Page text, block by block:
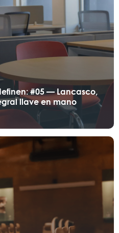
#05 — Lancasco,
llave en mano